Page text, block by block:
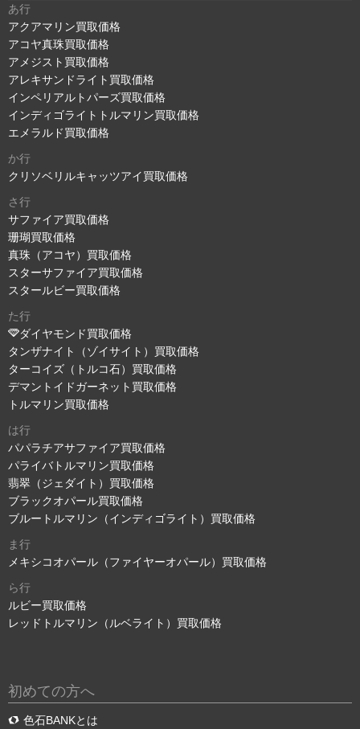
あ行
アクアマリン買取価格
アコヤ真珠買取価格
アメジスト買取価格
アレキサンドライト買取価格
インペリアルトパーズ買取価格
インディゴライトトルマリン買取価格
エメラルド買取価格
か行
クリソベリルキャッツアイ買取価格
さ行
サファイア買取価格
珊瑚買取価格
真珠（アコヤ）買取価格
スターサファイア買取価格
スタールビー買取価格
た行
ダイヤモンド買取価格
タンザナイト（ゾイサイト）買取価格
ターコイズ（トルコ石）買取価格
デマントイドガーネット買取価格
トルマリン買取価格
は行
パパラチアサファイア買取価格
パライバトルマリン買取価格
翡翠（ジェダイト）買取価格
ブラックオパール買取価格
ブルートルマリン（インディゴライト）買取価格
ま行
メキシコオパール（ファイヤーオパール）買取価格
ら行
ルビー買取価格
レッドトルマリン（ルベライト）買取価格
初めての方へ
色石BANKとは